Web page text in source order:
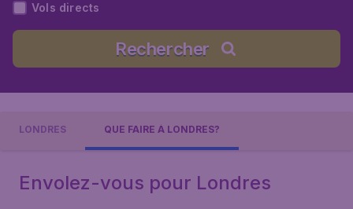
Vols directs
Rechercher
LONDRES QUE FAIRE À LONDRES?
Envolez-vous pour Londres